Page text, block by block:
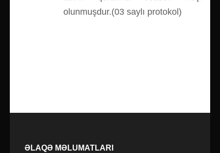
olunmuşdur.(03 saylı protokol)
ƏLAQƏ MƏLUMATLARI